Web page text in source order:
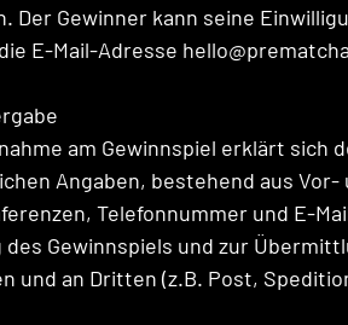
Der Gewinner kann seine
E-Mail-Adresse
am Gewinnspiel erklärt sich
Angaben, bestehend aus
Telefonnummer und E-
Gewinnspiels und zur
und an Dritten (z.B. Post,